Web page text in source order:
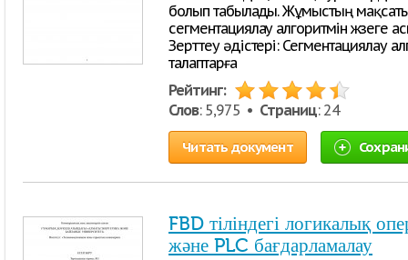
болып табылады. Жұмыстың
сегментациялау алгоритмін жүзеге
Зерттеу әдістері: Сегментациялау
талаптарға
Рейтинг:
Слов: 5,975 • Страниц: 24
Читать документ
FBD тіліндегі логикалық
және PLC бағдарламалау